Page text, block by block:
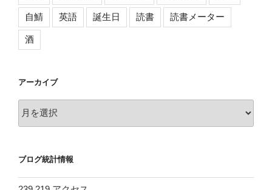
自鯖 英語 誕生日 読書 読書メーター
酒
アーカイブ
ー
ブ
ブログ統計情報